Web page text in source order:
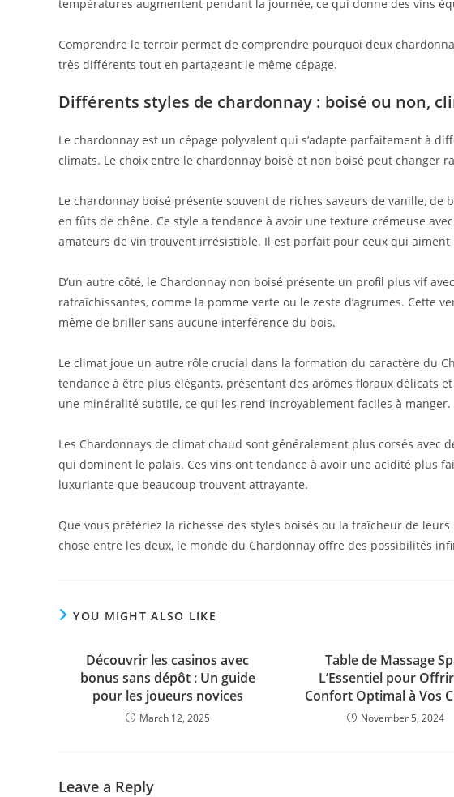
températures augmentent pendant la journée, ce qui donne des vins
Comprendre le terroir permet de comprendre pourquoi deux
très différents tout en partageant le même cépage.
Différents styles de chardonnay : boisé ou non,
Le chardonnay est un cépage polyvalent qui s’adapte parfaitement à
climats. Le choix entre le chardonnay boisé et non boisé peut changer
Le chardonnay boisé présente souvent de riches saveurs de vanille,
en fûts de chêne. Ce style a tendance à avoir une texture crémeuse
amateurs de vin trouvent irrésistible. Il est parfait pour ceux qui aiment
D’un autre côté, le Chardonnay non boisé présente un profil plus vif
rafraîchissantes, comme la pomme verte ou le zeste d’agrumes. Cette
même de briller sans aucune interférence du bois.
Le climat joue un autre rôle crucial dans la formation du caractère du
tendance à être plus élégants, présentant des arômes floraux délicats
une minéralité subtile, ce qui les rend incroyablement faciles à manger.
Les Chardonnays de climat chaud sont généralement plus corsés avec
qui dominent le palais. Ces vins ont tendance à avoir une acidité plus
luxuriante que beaucoup trouvent attrayante.
Que vous préfériez la richesse des styles boisés ou la fraîcheur de
chose entre les deux, le monde du Chardonnay offre des possibilités
YOU MIGHT ALSO LIKE
Découvrir les casinos avec
bonus sans dépôt : Un guide
pour les joueurs novices
March 12, 2025
Table de Massage
L’Essentiel pour
Confort Optimal à Vos
November 5, 2024
Leave a Reply